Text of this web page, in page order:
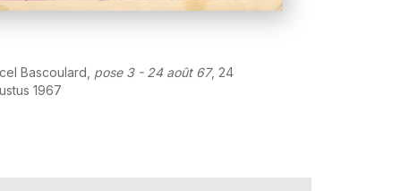
Bascoulard, pose 3 - 24 août 67, 24
1967